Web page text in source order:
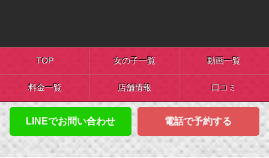
TOP 女の子一覧 動画一覧
料金一覧 店舗情報 口コミ
LINEでお問い合わせ 電話で予約する